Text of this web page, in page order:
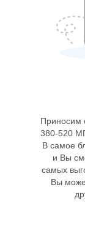
Приносим
380-520
В самое
и Вы
самых
Вы